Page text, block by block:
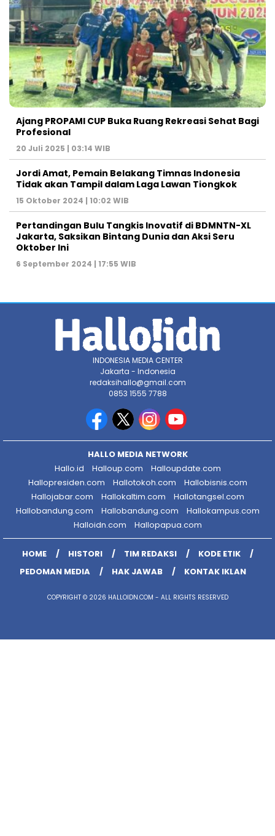
Ajang PROPAMI CUP Buka Ruang Rekreasi Sehat Bagi
Profesional
20 Juli 2025 | 03:14 WIB
Jordi Amat, Pemain Belakang Timnas Indonesia
Tidak akan Tampil dalam Laga Lawan Tiongkok
15 Oktober 2024 | 10:02 WIB
Pertandingan Bulu Tangkis Inovatif di BDMNTN-XL
Jakarta, Saksikan Bintang Dunia dan Aksi Seru
Oktober Ini
6 September 2024 | 17:55 WIB
INDONESIA MEDIA CENTER
Jakarta - Indonesia
redaksihallo@gmail.com
0853 1555 7788
HALLO MEDIA NETWORK
Hallo.id
Halloup.com
Halloupdate.com
Hallopresiden.com
Hallotokoh.com
Hallobisnis.com
Hallojabar.com
Hallokaltim.com
Hallotangsel.com
Hallobandung.com
Hallobandung.com
Hallokampus.com
Halloidn.com
Hallopapua.com
HOME HISTORI TIM REDAKSI
KODE ETIK
PEDOMAN MEDIA
HAK JAWAB KONTAK IKLAN
COPYRIGHT © 2026 HALLOIDN.COM - ALL RIGHTS RESERVED